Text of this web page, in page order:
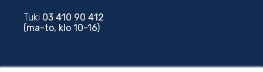
Tuki 03 410 90 412
(ma-to, klo 10-16)